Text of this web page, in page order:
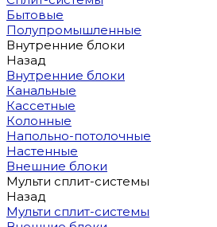
Бытовые
Полупромышленные
Внутренние блоки
Назад
Внутренние блоки
Канальные
Кассетные
Колонные
Напольно-потолочные
Настенные
Внешние блоки
Мульти сплит-системы
Назад
Мульти сплит-системы